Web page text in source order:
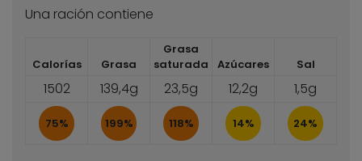
Una ración contiene
Calorías Grasa
Grasa
saturada
Azúcares Sal
1502 139,4g 23,5g 12,2g 1,5g
75% 199% 118% 14% 24%